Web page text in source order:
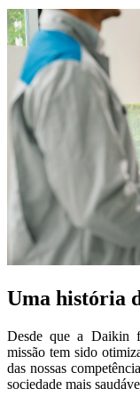
Uma história
Desde que a Daikin
missão tem sido
das nossas
sociedade mais